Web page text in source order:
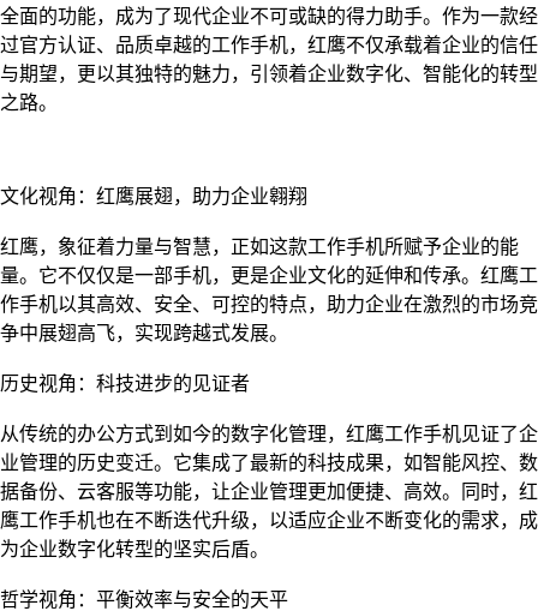
全面的功能，成为了现代企业不可或缺的得力助手。作为一款经
过官方认证、品质卓越的工作手机，红鹰不仅承载着企业的信任
与期望，更以其独特的魅力，引领着企业数字化、智能化的转型
之路。
文化视角：红鹰展翅，助力企业翱翔
红鹰，象征着力量与智慧，正如这款工作手机所赋予企业的能
量。它不仅仅是一部手机，更是企业文化的延伸和传承。红鹰工
作手机以其高效、安全、可控的特点，助力企业在激烈的市场竞
争中展翅高飞，实现跨越式发展。
历史视角：科技进步的见证者
从传统的办公方式到如今的数字化管理，红鹰工作手机见证了企
业管理的历史变迁。它集成了最新的科技成果，如智能风控、数
据备份、云客服等功能，让企业管理更加便捷、高效。同时，红
鹰工作手机也在不断迭代升级，以适应企业不断变化的需求，成
为企业数字化转型的坚实后盾。
哲学视角：平衡效率与安全的天平